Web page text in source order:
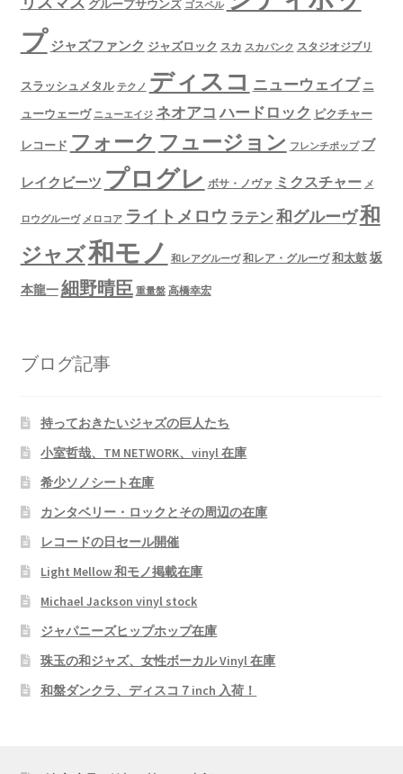
グループサウンズ ゴスペル
プ ジャズファンク ジャズロック スカ スカパンク スタジオジブリ
スラッシュメタル テクノ ディスコ ニューウェイブ ニ
ューウェーヴ ニューエイジ ネオアコ ハードロック ピクチャー
レコード フォーク フュージョン フレンチポップ ブ
レイクビーツ プログレ ボサ・ノヴァ ミクスチャー メ
ロウグルーヴ メロコア ライトメロウ ラテン 和グルーヴ和
ジャズ和モノ 和レアグルーヴ 和レア・グルーヴ 和太鼓坂
本龍一細野晴臣 重量盤 高橋幸宏
ブログ記事
持っておきたいジャズの巨人たち
小室哲哉、TM NETWORK、vinyl 在庫
希少ソノシート在庫
カンタベリー・ロックとその周辺の在庫
レコードの日セール開催
Light Mellow 和モノ掲載在庫
Michael Jackson vinyl stock
ジャパニーズヒップホップ在庫
珠玉の和ジャズ、女性ボーカル Vinyl 在庫
和盤ダンクラ、ディスコ７inch 入荷！